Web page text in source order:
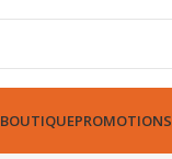
BOUTIQUEPROMOTIONS